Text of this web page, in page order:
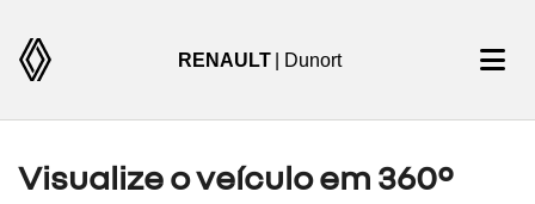
RENAULT | Dunort
Visualize o veículo em 360°